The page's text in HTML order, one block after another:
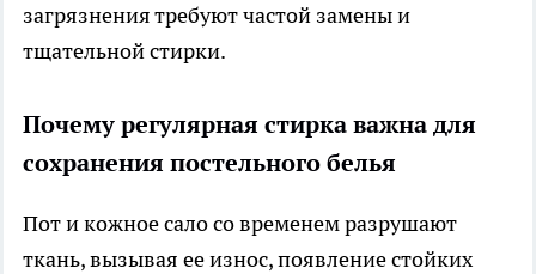
загрязнения требуют частой замены и
тщательной стирки.
Почему регулярная стирка важна для
сохранения постельного белья
Пот и кожное сало со временем разрушают
ткань, вызывая ее износ, появление стойких